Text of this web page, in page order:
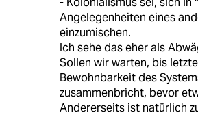
Angelegenheiten eines
einzumischen.
Ich sehe das eher als
Sollen wir warten, bis
Bewohnbarkeit des
zusammenbricht, bevor
Andererseits ist natürlich